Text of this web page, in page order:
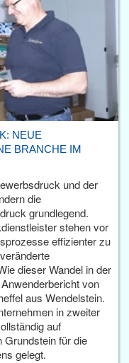
NEUE
BRANCHE IM
und der
die
grundlegend.
stehen vor
effizienter zu
dieser Wandel in der
von
aus Wendelstein.
in zweiter
auf
Grundstein für die
gelegt.